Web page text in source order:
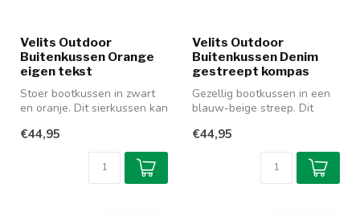
Velits Outdoor
Buitenkussen Orange
eigen tekst
Stoer bootkussen in zwart
en oranje. Dit sierkussen kan
€44,95
Velits Outdoor
Buitenkussen Denim
gestreept kompas
Gezellig bootkussen in een
blauw-beige streep. Dit
wat...
€44,95